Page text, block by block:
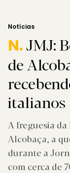
Notícias
N.JMJ:
de
italianos
A freguesia
Alcobaça, a
durante a
com cerca de